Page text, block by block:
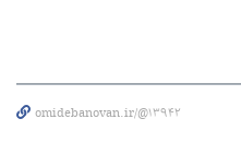
omidebanovan.ir/@13942